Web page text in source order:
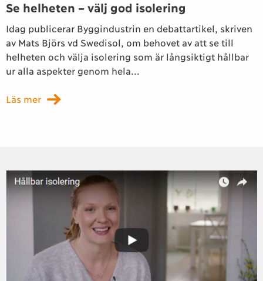
Se helheten – välj god isolering
Idag publicerar Byggindustrin en debattartikel, skriven
av Mats Björs vd Swedisol, om behovet av att se till
helheten och välja isolering som är långsiktigt hållbar
ur alla aspekter genom hela...
Läs mer